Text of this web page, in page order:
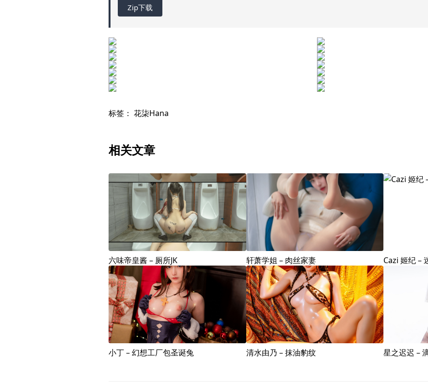
Zip下载
标签： 花柒Hana
相关文章
六味帝皇酱 – 厕所JK 轩萧学姐 – 肉丝家妻 Cazi 姬纪 –
小丁 – 幻想工厂包圣诞兔 清水由乃 – 抹油豹纹 星之迟迟 –